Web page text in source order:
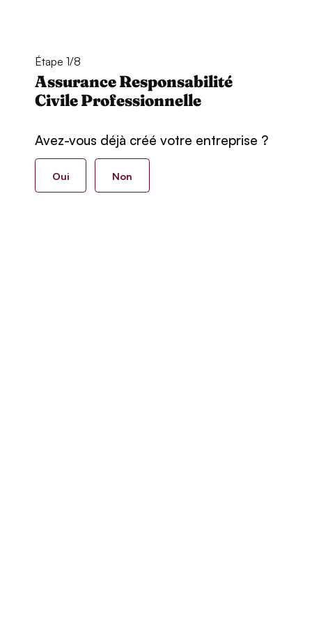
Étape 1/8
Assurance Responsabilité
Civile Professionnelle
Avez-vous déjà créé votre entreprise ?
Oui Non